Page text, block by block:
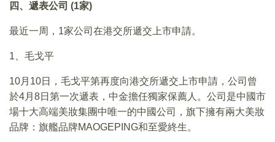
四、遞表公司 (1家)
最近一周，1家公司在港交所遞交上市申請。
1、毛戈平
10月10日，毛戈平第再度向港交所遞交上市申請，公司曾
於4月8日第一次遞表，中金擔任獨家保薦人。公司是中國市
場十大高端美妝集團中唯一的中國公司，旗下擁有兩大美妝
品牌：旗艦品牌MAOGEPING和至愛終生。